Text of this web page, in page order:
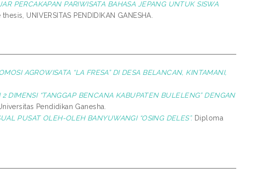
PERCAKAPAN PARIWISATA BAHASA JEPANG UNTUK SISWA
UNIVERSITAS PENDIDIKAN GANESHA.
AGROWISATA “LA FRESA” DI DESA BELANCAN, KINTAMANI,
DIMENSI “TANGGAP BENCANA KABUPATEN BULELENG” DENGAN
Pendidikan Ganesha.
PUSAT OLEH-OLEH BANYUWANGI “OSING DELES”. Diploma